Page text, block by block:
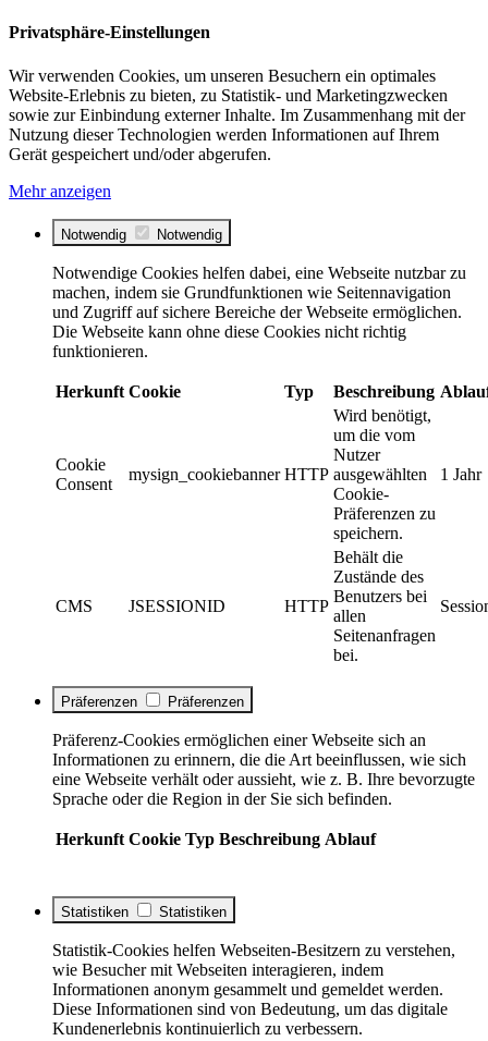
Privatsphäre-Einstellungen
Wir verwenden Cookies, um unseren Besuchern ein optimales
Website-Erlebnis zu bieten, zu Statistik- und Marketingzwecken
sowie zur Einbindung externer Inhalte. Im Zusammenhang mit der
Nutzung dieser Technologien werden Informationen auf Ihrem
Gerät gespeichert und/oder abgerufen.
Mehr anzeigen
Notwendig Notwendig
Notwendige Cookies helfen dabei, eine Webseite nutzbar zu
machen, indem sie Grundfunktionen wie Seitennavigation
und Zugriff auf sichere Bereiche der Webseite ermöglichen.
Die Webseite kann ohne diese Cookies nicht richtig
funktionieren.
Herkunft Cookie Typ Beschreibung
Cookie
Consent
mysign_cookiebanner HTTP
Wird benötigt,
um die vom
Nutzer
ausgewählten
Cookie-
Präferenzen zu
speichern.
1 Jahr
CMS JSESSIONID HTTP
Behält die
Zustände des
Benutzers bei
allen
Seitenanfragen
bei.
Präferenzen Präferenzen
Präferenz-Cookies ermöglichen einer Webseite sich an
Informationen zu erinnern, die die Art beeinflussen, wie sich
eine Webseite verhält oder aussieht, wie z. B. Ihre bevorzugte
Sprache oder die Region in der Sie sich befinden.
Herkunft Cookie Typ Beschreibung Ablauf
Statistiken Statistiken
Statistik-Cookies helfen Webseiten-Besitzern zu verstehen,
wie Besucher mit Webseiten interagieren, indem
Informationen anonym gesammelt und gemeldet werden.
Diese Informationen sind von Bedeutung, um das digitale
Kundenerlebnis kontinuierlich zu verbessern.